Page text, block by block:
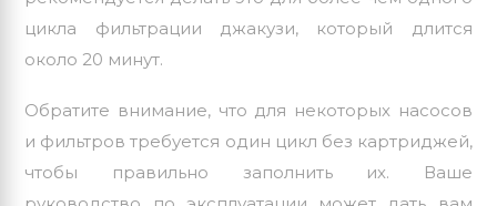
цикла фильтрации джакузи, который длится
около 20 минут.
Обратите внимание, что для некоторых насосов
и фильтров требуется один цикл без картриджей,
чтобы правильно заполнить их. Ваше